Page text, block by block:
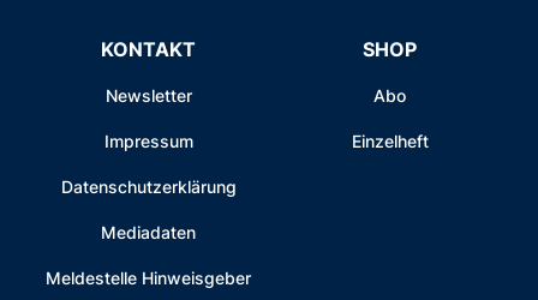
KONTAKT
Newsletter
Impressum
Datenschutzerklärung
Mediadaten
Meldestelle Hinweisgeber
SHOP
Abo
Einzelheft